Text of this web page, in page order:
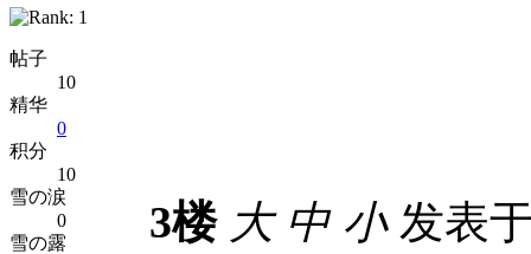
帖子
10
精华
0
积分
10
雪の涙
0
雪の露
3楼 大 中 小发表